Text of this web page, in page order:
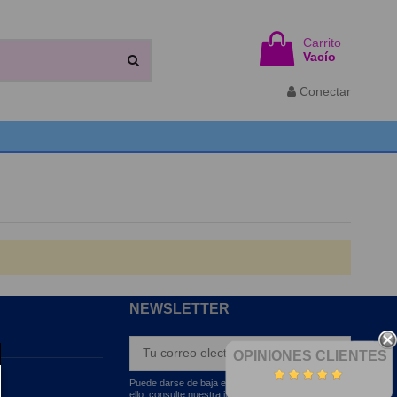
Carrito
Vacío
Conectar
OPINIONES CLIENTES
NEWSLETTER
Puede darse de baja en cualquier momento. Para
ello, consulte nuestra información de contacto en